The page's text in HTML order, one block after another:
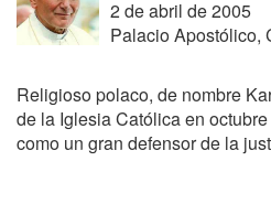
2 de abril de 2005
Palacio Apostólico,
Religioso polaco, de nombre
de la Iglesia Católica en
como un gran defensor de la